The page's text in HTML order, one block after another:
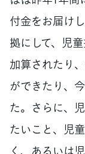
付金をお届け
拠にして、児
加算されたり
ができたり、
た。さらに、
たいこと、児
く、あるいは